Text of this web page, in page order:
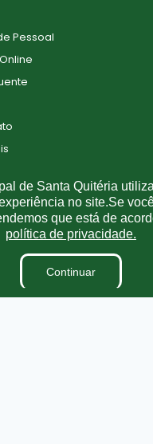
Pessoal
de Santa Quitéria
no site.Se
que está de
política de privacidade.
Continuar